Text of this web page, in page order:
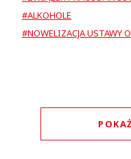
#ALKOHOLE
#NOWELIZACJA USTAWY